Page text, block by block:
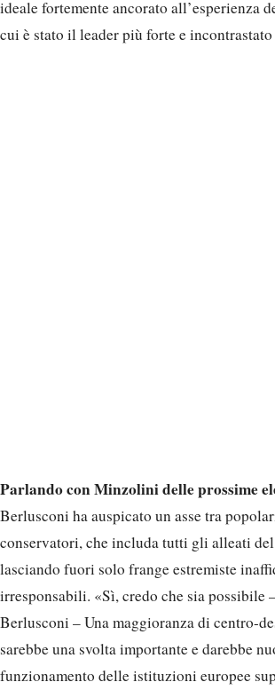
ideale fortemente ancorato all’esperienza
cui è stato il leader più forte e
Parlando con Minzolini delle prossime
Berlusconi ha auspicato un asse tra
conservatori, che includa tutti gli alleati
lasciando fuori solo frange estremiste
irresponsabili. «Sì, credo che sia possibile
Berlusconi – Una maggioranza di centro-
sarebbe una svolta importante e darebbe
funzionamento delle istituzioni europee